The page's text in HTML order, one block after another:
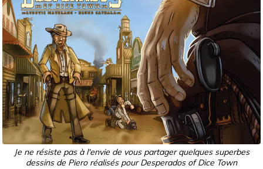
Je ne résiste pas à l'envie de vous partager quelques superbes
dessins de Piero réalisés pour Desperados of Dice Town